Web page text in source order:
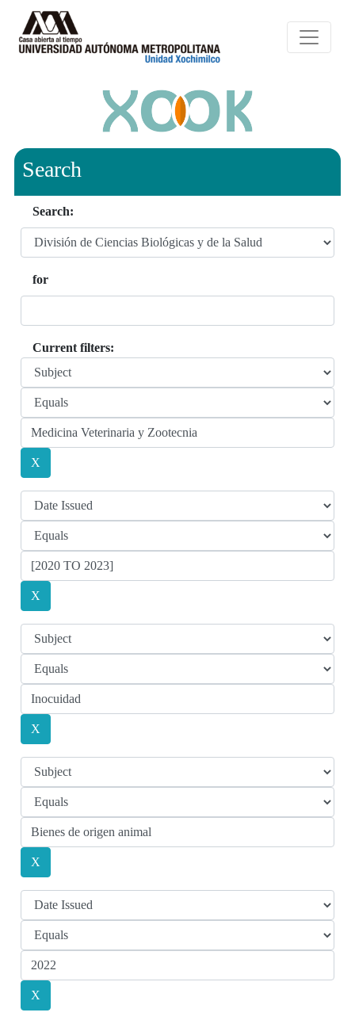
Search
Search:
for
Current filters: